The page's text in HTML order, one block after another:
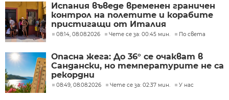
Испания въведе временен граничен
контрол на полетите и корабите
пристигащи от Италия
08:14, 08.08.2026 Чете се за: 00:45 мин. По света
Опасна жега: До 36° се очакват в
Сандански, но температурите не са
рекордни
08:49, 08.08.2026 Чете се за: 02:37 мин. У нас